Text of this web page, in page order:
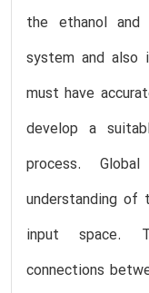
the ethanol
system and also
must have
develop a
process.
understanding of
input space.
connections